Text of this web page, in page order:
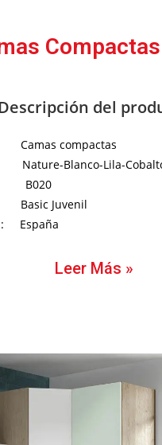
Descripción del
compactas
Blanco-Lila-
Juvenil
: España
Leer Más »